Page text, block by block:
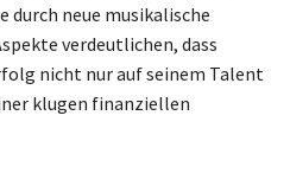
durch neue musikalische
verdeutlichen, dass
nicht nur auf seinem Talent
klugen finanziellen